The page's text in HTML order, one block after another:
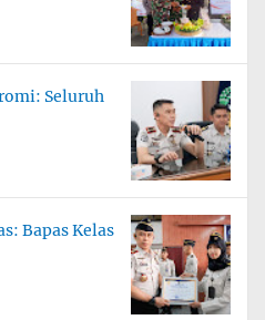
Seluruh
Bapas Kelas